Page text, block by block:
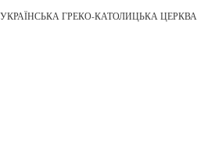
УКРАЇНСЬКА ГРЕКО-КАТОЛИЦЬКА ЦЕРКВА